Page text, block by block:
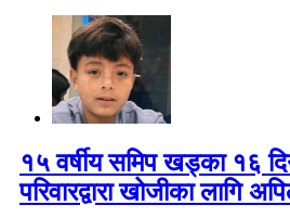
१५ वर्षीय समिप खड्का १६
परिवारद्वारा खोजीका लागि